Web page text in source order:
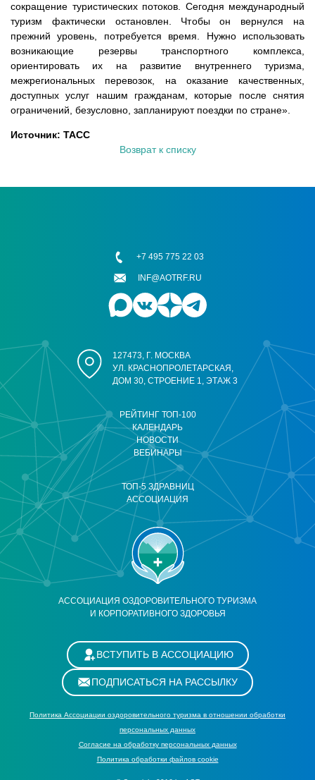
сокращение туристических потоков. Сегодня международный
туризм фактически остановлен. Чтобы он вернулся на
прежний уровень, потребуется время. Нужно использовать
возникающие резервы транспортного комплекса,
ориентировать их на развитие внутреннего туризма,
межрегиональных перевозок, на оказание качественных,
доступных услуг нашим гражданам, которые после снятия
ограничений, безусловно, запланируют поездки по стране».
Источник: ТАСС
Возврат к списку
АССОЦИАЦИЯ ОЗДОРОВИТЕЛЬНОГО ТУРИЗМА
И КОРПОРАТИВНОГО ЗДОРОВЬЯ
РЕЙТИНГ ТОП-100
КАЛЕНДАРЬ
НОВОСТИ
ВЕБИНАРЫ
ТОП-5 ЗДРАВНИЦ
АССОЦИАЦИЯ
127473, Г. МОСКВА
УЛ. КРАСНОПРОЛЕТАРСКАЯ,
ДОМ 30, СТРОЕНИЕ 1, ЭТАЖ 3
+7 495 775 22 03
INF@AOTRF.RU
ВСТУПИТЬ В АССОЦИАЦИЮ
ПОДПИСАТЬСЯ НА РАССЫЛКУ
Политика Ассоциации оздоровительного туризма в отношении обработки
персональных данных
Cогласие на обработку персональных данных
Политика обработки файлов cookie